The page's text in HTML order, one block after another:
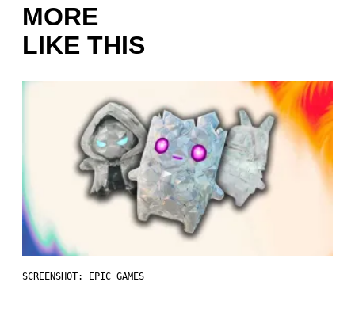
MORE
LIKE THIS
SCREENSHOT: EPIC GAMES